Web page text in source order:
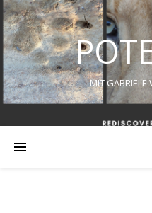
MIT GABRIELE